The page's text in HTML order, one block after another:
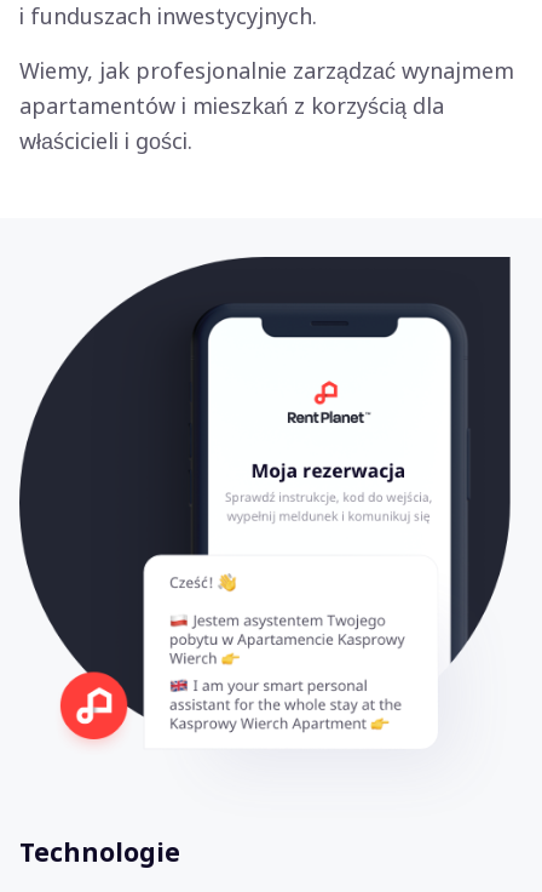
i funduszach inwestycyjnych.
Wiemy, jak profesjonalnie zarządzać wynajmem
apartamentów i mieszkań z korzyścią dla
właścicieli i gości.
Technologie